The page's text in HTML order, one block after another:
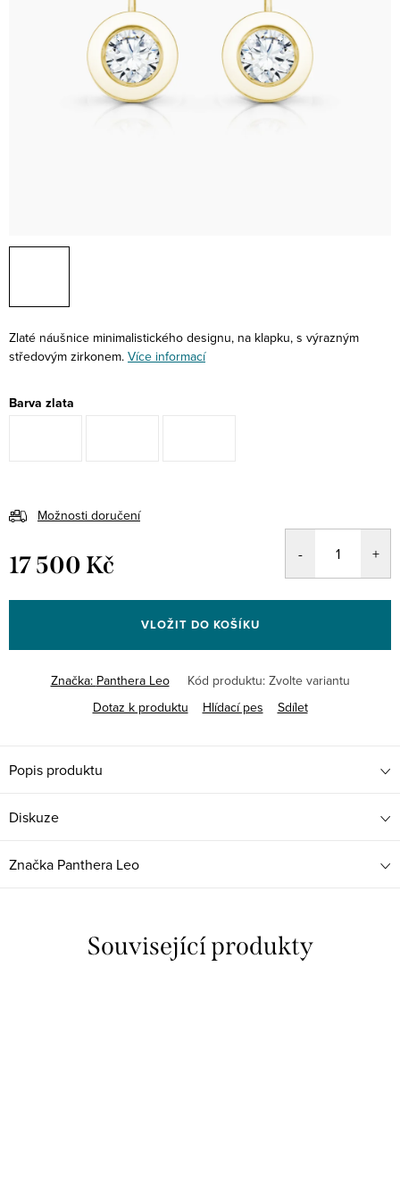
Zlaté náušnice minimalistického designu, na klapku, s výrazným
středovým zirkonem. Více informací
Barva zlata
Možnosti doručení
17 500 Kč
cena:
VLOŽIT DO KOŠÍKU
Značka: Panthera Leo Kód produktu: Zvolte variantu
Dotaz k produktu
Hlídací pes Sdílet
Popis produktu
Diskuze
Značka Panthera Leo
Související produkty